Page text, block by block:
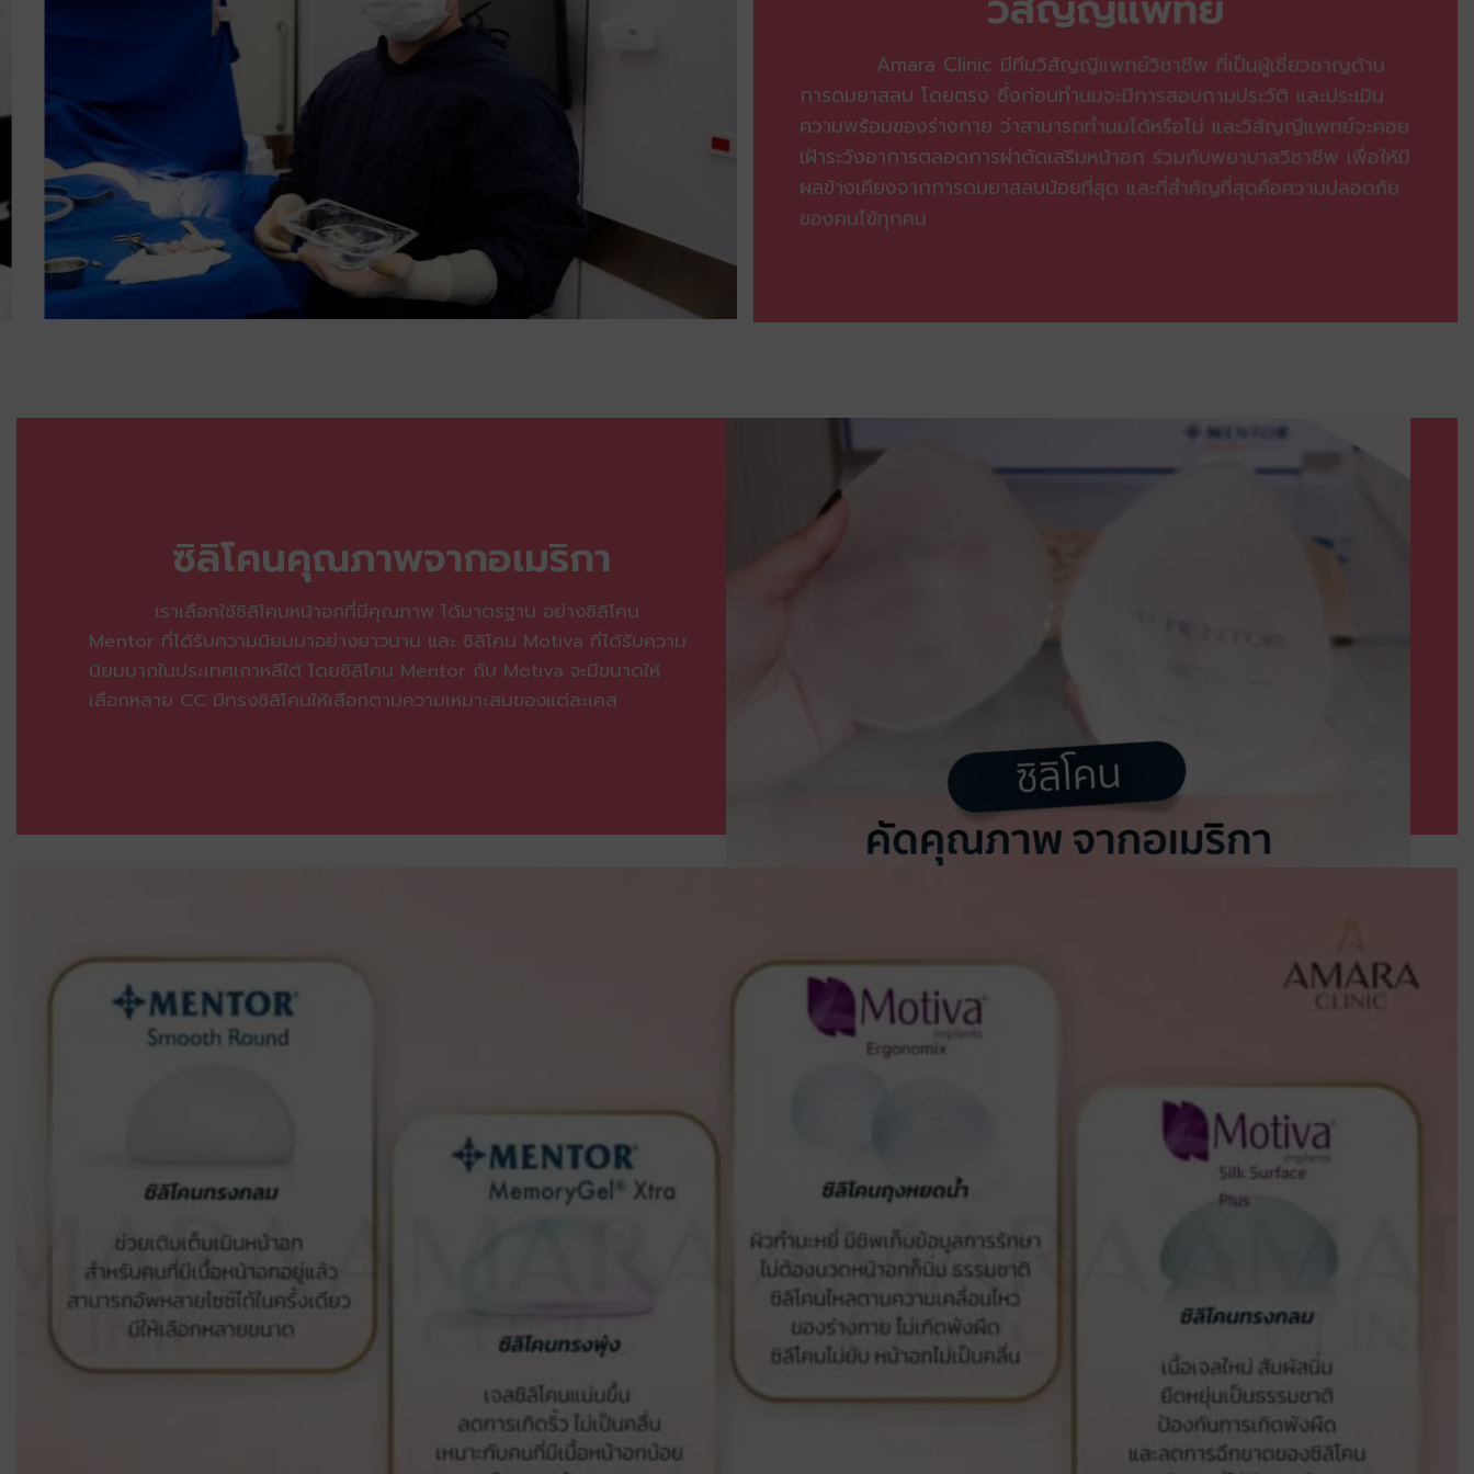
Amara Clinic มีทีมวิสัญญีแพทย์วิชาชีพ ที่เป็นผู้เชี่ยวชาญด้าน
การดมยาสลบ โดยตรง ซึ่งก่อนทำนมจะมีการสอบถามประวัติ และประเมิน
ความพร้อมของร่างกาย ว่าสามารถทำนมได้หรือไม่ และวิสัญญีแพทย์จะคอย
เฝ้าระวังอาการตลอดการผ่าตัดเสริมหน้าอก ร่วมกับพยาบาลวิชาชีพ เพื่อให้มี
ผลข้างเคียงจากการดมยาสลบน้อยที่สุด และที่สำคัญที่สุดคือความปลอดภัย
ของคนไข้ทุกคน
ซิลิโคนคุณภาพจากอเมริกา
เราเลือกใช้ซิลิโคนหน้าอกที่มีคุณภาพ ได้มาตรฐาน อย่างซิลิโคน
Mentor ที่ได้รับความนิยมมาอย่างยาวนาน และ ซิลิโคน Motiva ที่ได้รับความ
นิยมมากในประเทศเกาหลีใต้ โดยซิลิโคน Mentor กับ Motiva จะมีขนาดให้
เลือกหลาย CC มีทรงซิลิโคนให้เลือกตามความเหมาะสมของแต่ละเคส